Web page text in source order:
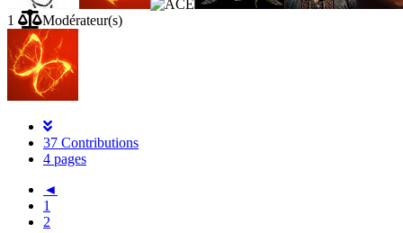
1 Modérateur(s)
37 Contributions
4 pages
◄
1
2